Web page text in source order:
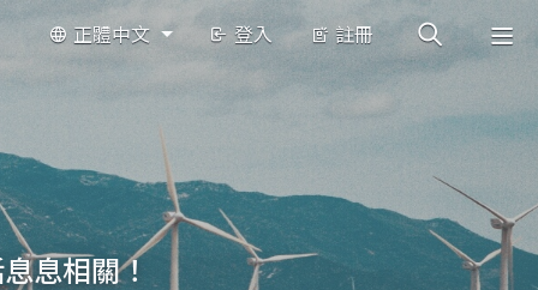
正體中文 登入 註冊
息相關！